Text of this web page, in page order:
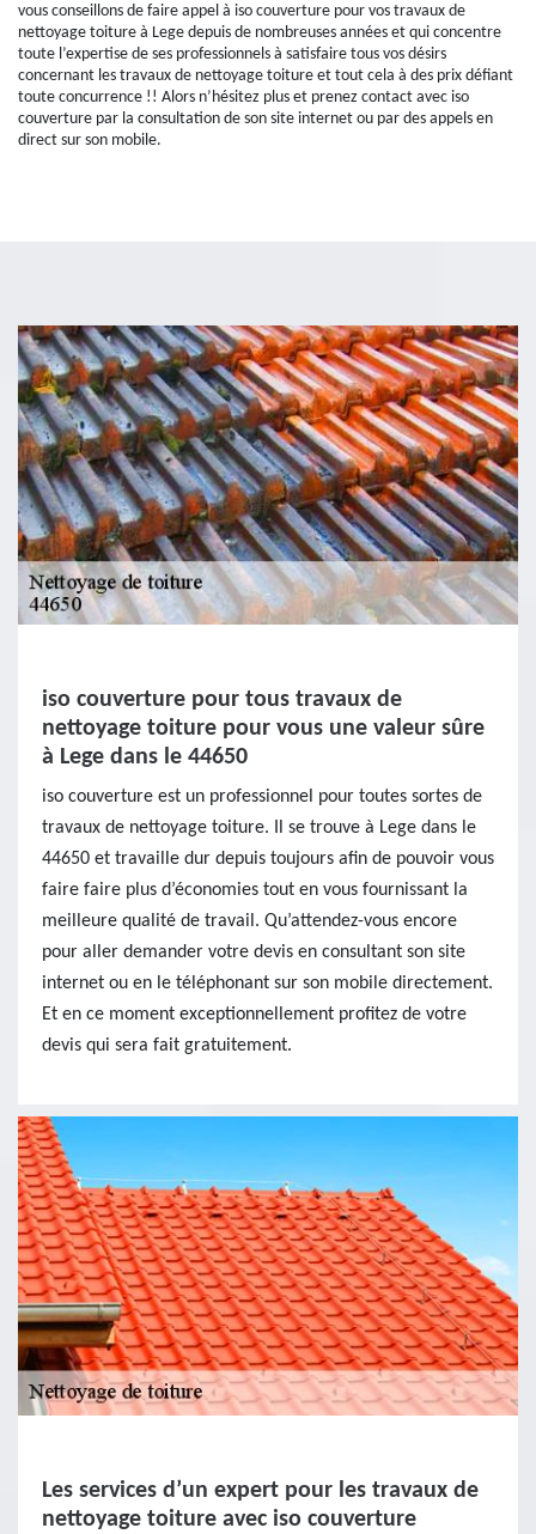
vous conseillons de faire appel à iso couverture pour vos travaux de
nettoyage toiture à Lege depuis de nombreuses années et qui concentre
toute l’expertise de ses professionnels à satisfaire tous vos désirs
concernant les travaux de nettoyage toiture et tout cela à des prix défiant
toute concurrence !! Alors n’hésitez plus et prenez contact avec iso
couverture par la consultation de son site internet ou par des appels en
direct sur son mobile.
iso couverture pour tous travaux de
nettoyage toiture pour vous une valeur sûre
à Lege dans le 44650
iso couverture est un professionnel pour toutes sortes de
travaux de nettoyage toiture. Il se trouve à Lege dans le
44650 et travaille dur depuis toujours afin de pouvoir vous
faire faire plus d’économies tout en vous fournissant la
meilleure qualité de travail. Qu’attendez-vous encore
pour aller demander votre devis en consultant son site
internet ou en le téléphonant sur son mobile directement.
Et en ce moment exceptionnellement profitez de votre
devis qui sera fait gratuitement.
Les services d’un expert pour les travaux de
nettoyage toiture avec iso couverture